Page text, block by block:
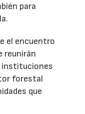
para
el encuentro
reunirán
instituciones
forestal
que